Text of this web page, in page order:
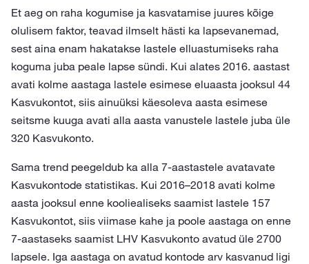
Et aeg on raha kogumise ja kasvatamise juures kõige
olulisem faktor, teavad ilmselt hästi ka lapsevanemad,
sest aina enam hakatakse lastele elluastumiseks raha
koguma juba peale lapse sündi. Kui alates 2016. aastast
avati kolme aastaga lastele esimese eluaasta jooksul 44
Kasvukontot, siis ainuüksi käesoleva aasta esimese
seitsme kuuga avati alla aasta vanustele lastele juba üle
320 Kasvukonto.
Sama trend peegeldub ka alla 7-aastastele avatavate
Kasvukontode statistikas. Kui 2016–2018 avati kolme
aasta jooksul enne kooliealiseks saamist lastele 157
Kasvukontot, siis viimase kahe ja poole aastaga on enne
7-aastaseks saamist LHV Kasvukonto avatud üle 2700
lapsele. Iga aastaga on avatud kontode arv kasvanud ligi